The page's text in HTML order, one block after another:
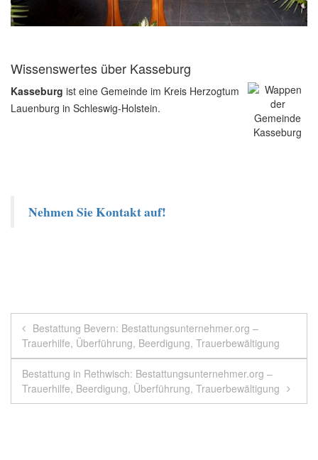
Wissenswertes über Kasseburg
Kasseburg ist eine Gemeinde im Kreis Herzogtum
Lauenburg in Schleswig-Holstein.
Nehmen Sie Kontakt auf!
Beitragsnavigation
Bestattung Bevern: Bestattungsunternehmer.org –
Trauerhilfe, Überführung, Beerdigung, Trauerbewältigung
Bestattung in Rethwisch: Bestattungsunternehmer.org –
Trauerhilfe, Beerdigung, Überführung, Trauerbewältigung